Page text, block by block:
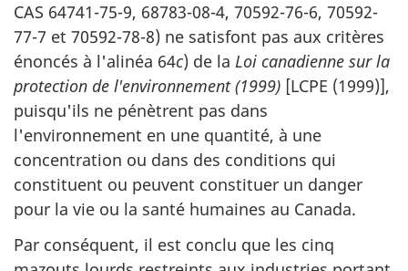
CAS 64741-75-9, 68783-08-4, 70592-76-6, 70592-
77-7 et 70592-78-8) ne satisfont pas aux critères
énoncés à l'alinéa 64c) de la Loi canadienne sur la
protection de l'environnement (1999) [LCPE (1999)],
puisqu'ils ne pénètrent pas dans
l'environnement en une quantité, à une
concentration ou dans des conditions qui
constituent ou peuvent constituer un danger
pour la vie ou la santé humaines au Canada.
Par conséquent, il est conclu que les cinq